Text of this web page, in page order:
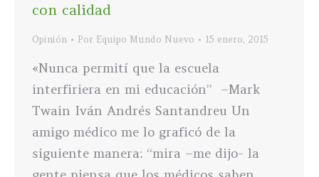
con calidad
Opinión Por Equipo Mundo Nuevo 15 enero, 2015
«Nunca permití que la escuela
interfiriera en mi educación” –Mark
Twain Iván Andrés Santandreu Un
amigo médico me lo graficó de la
siguiente manera: “mira –me dijo- la